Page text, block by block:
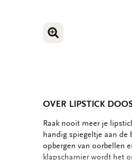
VERGROOT
OVER LIPSTICK
OMSCHRIJVING
Raak nooit meer je
handig spiegeltje aan de
opbergen van oorbellen
klapscharnier wordt het